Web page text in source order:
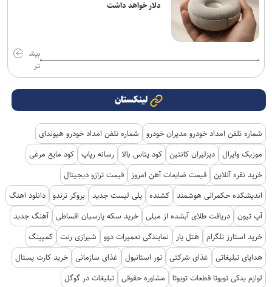
دلار خواهد داشت
بیش
تر
لینکستان
شماره تلفن امداد خودرو مدیران خودرو
شماره تلفن امداد خودرو هیوندای
موزیک وایرال دیزلیران کانتین کود پتاس بالا رسانه رپاپ کود مایع مرغی
خرید نقره آنلاین قیمت ضایعات آهن امروز
قیمت ترازو دیجیتال
اندیشکده حکمرانی هوشمند کشنده پلی لیست جدید بروکر ترندو دانلود اهنگ
آپ تیون دریافت طلای آبشده از میلی خرید سکه پارسیان اقساطی آهنگ جدید
خرید استارز تلگرام هتل یار نمایندگی تعمیرات دوو شیرازی رنت کمپینگ
هدایای تبلیغاتی
غذای شرکتی تور استانبول غذای سازمانی خرید کارت پستال
لوازم یدکی تویوتا قطعات تویوتا
مشاوره حقوقی تبلیغات در گوگل